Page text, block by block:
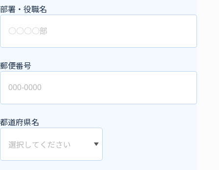
部署・役職名
郵便番号
都道府県名